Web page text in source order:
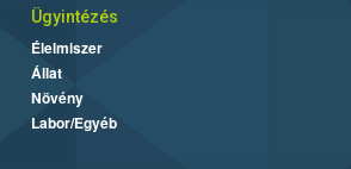
Ügyintézés
Élelmiszer
Állat
Növény
Labor/Egyéb